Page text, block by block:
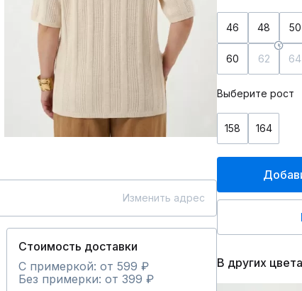
Изменить адрес
Стоимость доставки
С примеркой: от 599 ₽
Без примерки: от 399 ₽
46 48 50
60 62 64
Выберите рост
158 164
В других